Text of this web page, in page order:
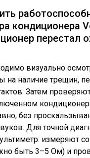
кондиционера
перестал
визуально
на наличие трещин,
Затем
без
Для точной
измеряют
быть 3–5 Ом) и